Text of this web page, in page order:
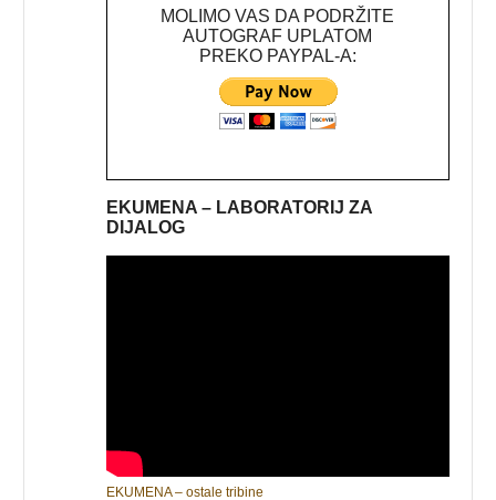
MOLIMO VAS DA PODRŽITE
AUTOGRAF UPLATOM
PREKO PAYPAL-A:
EKUMENA – LABORATORIJ ZA
DIJALOG
EKUMENA – ostale tribine